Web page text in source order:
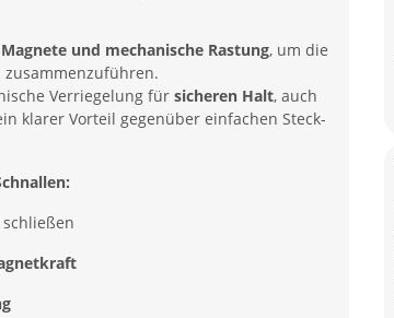
und mechanische Rastung, um die
Verriegelung für sicheren Halt, auch
klarer Vorteil gegenüber einfachen Steck-